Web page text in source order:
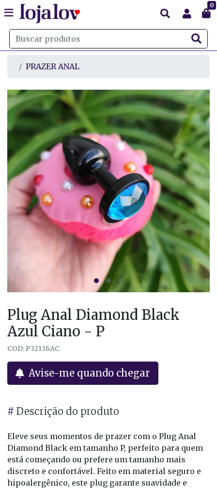
0
PRAZER ANAL
Plug Anal Diamond Black
Azul Ciano - P
COD: P32136AC
Avise-me quando chegar
# Descrição do produto
Eleve seus momentos de prazer com o Plug Anal
Diamond Black em tamanho P, perfeito para quem
está começando ou prefere um tamanho mais
discreto e confortável. Feito em material seguro e
hipoalergênico, este plug garante suavidade e